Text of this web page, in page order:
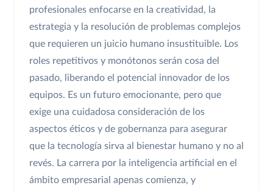
profesionales enfocarse en la creatividad, la
estrategia y la resolución de problemas complejos
que requieren un juicio humano insustituible. Los
roles repetitivos y monótonos serán cosa del
pasado, liberando el potencial innovador de los
equipos. Es un futuro emocionante, pero que
exige una cuidadosa consideración de los
aspectos éticos y de gobernanza para asegurar
que la tecnología sirva al bienestar humano y no al
revés. La carrera por la inteligencia artificial en el
ámbito empresarial apenas comienza, y